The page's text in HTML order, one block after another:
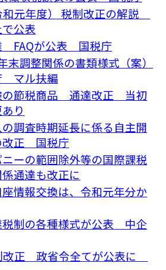
和元年度） 税制改正の解説
公表
FAQが公表 国税庁
末調整関係の書類様式（案）
マル扶編
の節税商品 通達改正 当初
り
調査時期延長に係る自主開
改正 国税庁
ーの範囲除外等の国際課税
通達も改正に
情報交換は、令和元年分か
税制の各種様式が公表 中企
改正 政省令全てが公表に